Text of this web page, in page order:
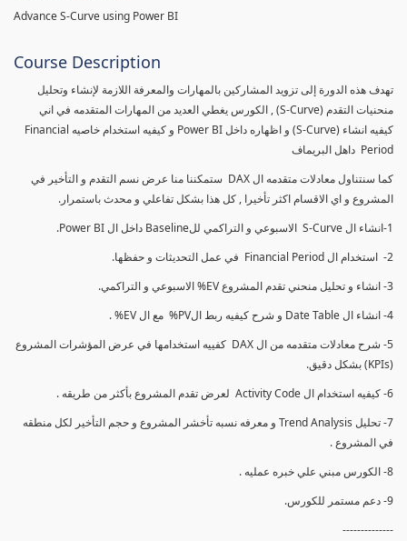
Advance S-Curve using Power BI
Course Description
تهدف هذه الدورة إلى تزويد المشاركين بالمهارات والمعرفة اللازمة لإنشاء وتحليل
منحنيات التقدم (S-Curve) , الكورس يغطي العديد من المهارات المتقدمه في اني
كيفيه انشاء (S-Curve) و اظهاره داخل Power BI و كيفيه استخدام خاصيه Financial
Period داهل البريماف
كما سنتناول معادلات متقدمه ال DAX ستمكننا منا عرض نسم التقدم و التأخير في
المشروع و اي الاقسام اكثر تأخيرا , كل هذا بشكل تفاعلي و محدث باستمرار.
1-انشاء ال S-Curve الاسبوعي و التراكمي للBaseline داخل ال Power BI.
2- استخدام ال Financial Period في عمل التحديثات و حفظها.
3- انشاء و تحليل منحني تقدم المشروع EV% الاسبوعي و التراكمي.
4- انشاء ال Date Table و شرح كيفيه ربط الPV% مع ال EV% .
5- شرح معادلات متقدمه من ال DAX كفييه استخدامها في عرض المؤشرات المشروع
(KPIs) بشكل دقيق.
6- كيفيه استخدام ال Activity Code لعرض تقدم المشروع بأكثر من طريقه .
7- تحليل Trend Analysis و معرفه نسبه تأخشر المشروع و حجم التأخير لكل منطقه
في المشروع .
8- الكورس مبني علي خبره عمليه .
9- دعم مستمر للكورس.
--------------